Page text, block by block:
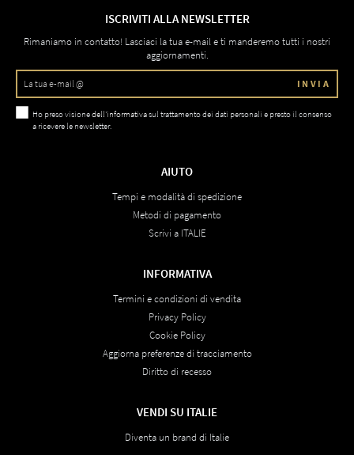
AIUTO
Tempi e modalità di spedizione
Metodi di pagamento
Scrivi a ITALIE
INFORMATIVA
Termini e condizioni di vendita
Privacy Policy
Cookie Policy
Aggiorna preferenze di tracciamento
Diritto di recesso
VENDI SU ITALIE
Diventa un brand di Italie
ISCRIVITI ALLA NEWSLETTER
Rimaniamo in contatto! Lasciaci la tua e-mail e ti manderemo tutti i nostri
aggiornamenti.
INVIA
Ho preso visionedell'informativasul trattamento dei dati personali e presto il consenso
a ricevere le newsletter.